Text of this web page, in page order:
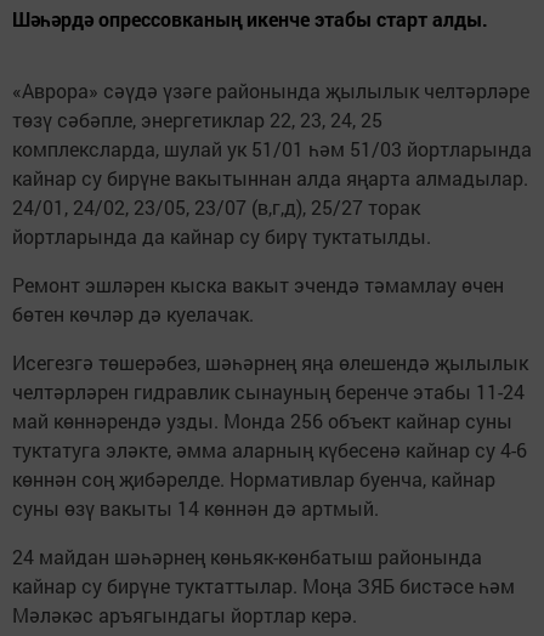
Шәһәрдә опрессовканың икенче этабы старт алды.
«Аврора» сәүдә үзәге районында җылылык челтәрләре
төзү сәбәпле, энергетиклар 22, 23, 24, 25
комплексларда, шулай ук 51/01 һәм 51/03 йортларында
кайнар су бирүне вакытыннан алда яңарта алмадылар.
24/01, 24/02, 23/05, 23/07 (в,г,д), 25/27 торак
йортларында да кайнар су бирү туктатылды.
Ремонт эшләрен кыска вакыт эчендә тәмамлау өчен
бөтен көчләр дә куелачак.
Исегезгә төшерәбез, шәһәрнең яңа өлешендә җылылык
челтәрләрен гидравлик сынауның беренче этабы 11-24
май көннәрендә узды. Монда 256 объект кайнар суны
туктатуга эләкте, әмма аларның күбесенә кайнар су 4-6
көннән соң җибәрелде. Нормативлар буенча, кайнар
суны өзү вакыты 14 көннән дә артмый.
24 майдан шәһәрнең көньяк-көнбатыш районында
кайнар су бирүне туктаттылар. Моңа ЗЯБ бистәсе һәм
Мәләкәс аръягындагы йортлар керә.